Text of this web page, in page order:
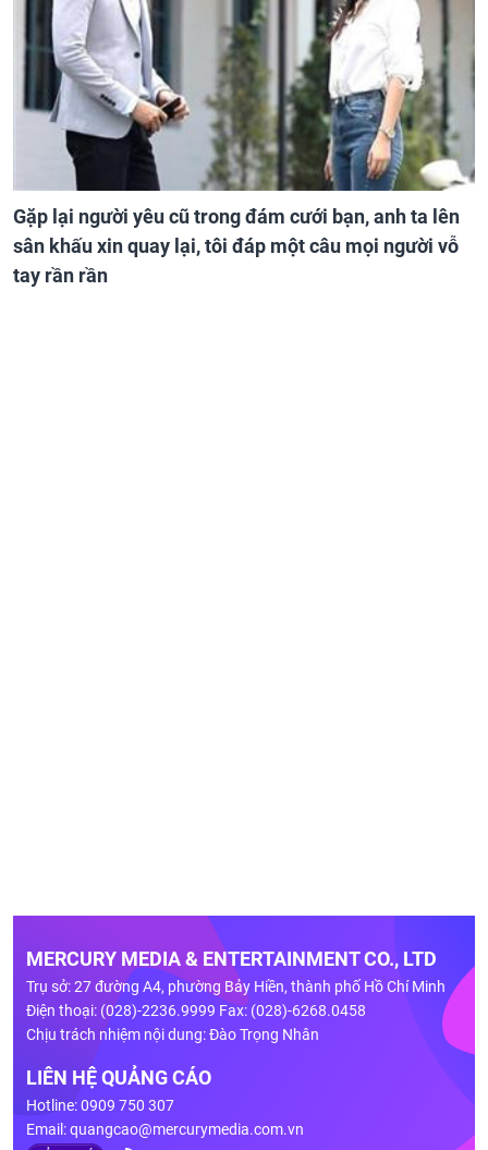
Gặp lại người yêu cũ trong đám cưới bạn, anh ta lên
sân khấu xin quay lại, tôi đáp một câu mọi người vỗ
tay rần rần
MERCURY MEDIA & ENTERTAINMENT CO., LTD
Trụ sở: 27 đường A4, phường Bảy Hiền, thành phố Hồ Chí Minh
Điện thoại: (028)-2236.9999 Fax: (028)-6268.0458
Chịu trách nhiệm nội dung: Đào Trọng Nhân
LIÊN HỆ QUẢNG CÁO
Hotline: 0909 750 307
Email:quangcao@mercurymedia.com.vn